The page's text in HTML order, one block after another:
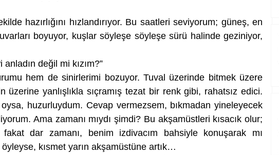
hazırlığını hızlandırıyor. Bu saatleri seviyorum; güneş, en
boyuyor, kuşlar söyleşe söyleşe sürü halinde geziniyor,
değil mi kızım?”
hem de sinirlerimi bozuyor. Tuval üzerinde bitmek üzere
üzerine yanlışlıkla sıçramış tezat bir renk gibi, rahatsız edici.
oysa, huzurluydum. Cevap vermezsem, bıkmadan yineleyecek
Ama zamanı mıydı şimdi? Bu akşamüstleri kısacık olur;
fakat dar zamanı, benim izdivacım bahsiyle konuşarak mı
kısmet yarın akşamüstüne artık…